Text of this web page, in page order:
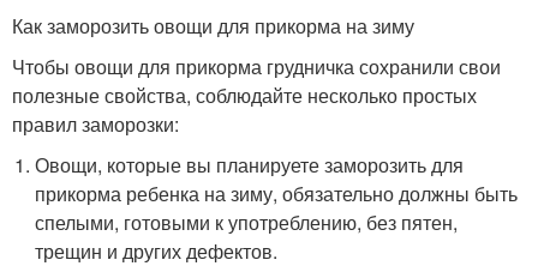
Как заморозить овощи для прикорма на зиму
Чтобы овощи для прикорма грудничка сохранили свои
полезные свойства, соблюдайте несколько простых
правил заморозки:
Овощи, которые вы планируете заморозить для
прикорма ребенка на зиму, обязательно должны быть
спелыми, готовыми к употреблению, без пятен,
трещин и других дефектов.